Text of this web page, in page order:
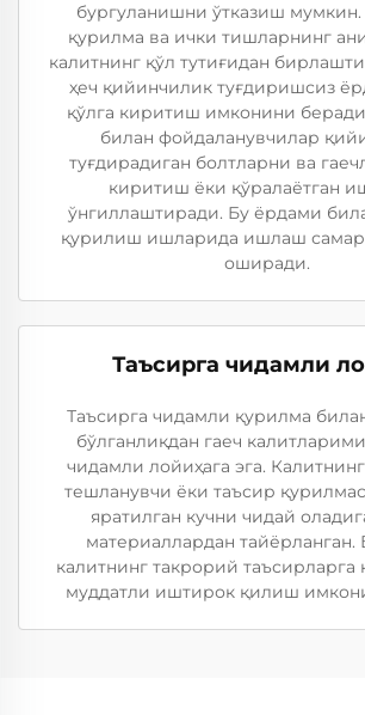
бургуланишни ўтказиш мумкин.
қурилма ва ички тишларнинг
калитнинг қўл тутиғидан
ҳеч қийинчилик туғдиришсиз
қўлга киритиш имконини
билан фойдаланувчилар
туғдирадиган болтларни ва
киритиш ёки қўралаётган
ўнгиллаштиради. Бу ёрдами
қурилиш ишларида ишлаш
оширади.
Таъсирга чидамли
Таъсирга чидамли қурилма
бўлганлиқдан гаеч
чидамли лойиҳага эга.
тешланувчи ёки таъсир
яратилган кучни чидай
материаллардан тайёрланган.
калитнинг такрорий таъсирларга
муддатли иштирок қилиш